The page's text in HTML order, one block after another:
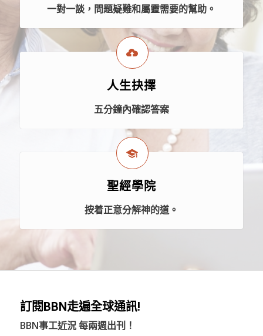
一對一談，問題疑難和屬靈需要的幫助。
人生抉擇
五分鐘內確認答案
聖經學院
按着正意分解神的道。
訂閱BBN走遍全球通訊!
BBN事工近況 每兩週出刊！